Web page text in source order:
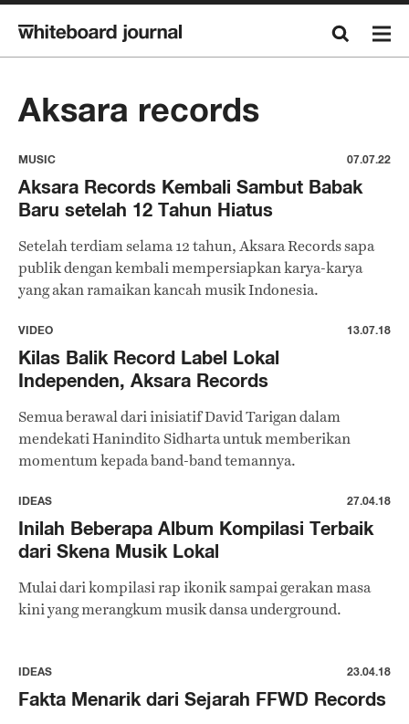
Aksara records
MUSIC 07.07.22
Aksara Records Kembali Sambut Babak
Baru setelah 12 Tahun Hiatus
Setelah terdiam selama 12 tahun, Aksara Records sapa
publik dengan kembali mempersiapkan karya-karya
yang akan ramaikan kancah musik Indonesia.
VIDEO 13.07.18
Kilas Balik Record Label Lokal
Independen, Aksara Records
Semua berawal dari inisiatif David Tarigan dalam
mendekati Hanindito Sidharta untuk memberikan
momentum kepada band-band temannya.
IDEAS 27.04.18
Inilah Beberapa Album Kompilasi Terbaik
dari Skena Musik Lokal
Mulai dari kompilasi rap ikonik sampai gerakan masa
kini yang merangkum musik dansa underground.
IDEAS 23.04.18
Fakta Menarik dari Sejarah FFWD Records